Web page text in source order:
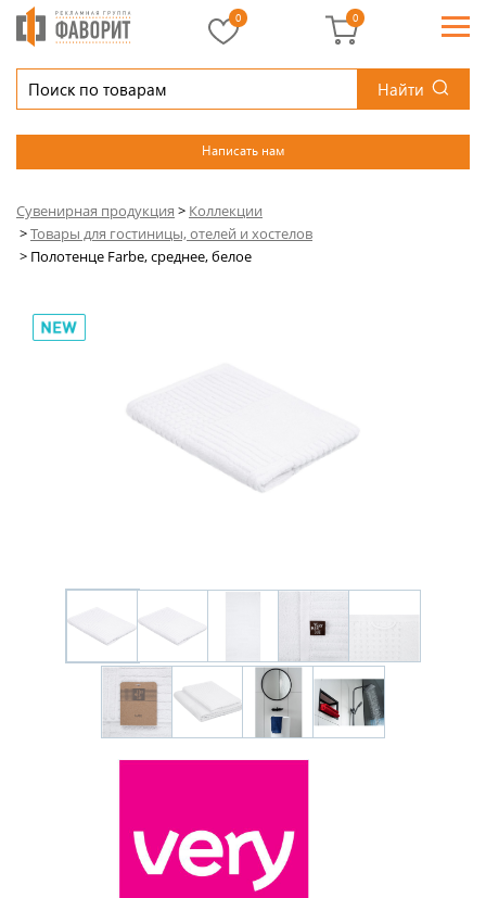
Найти
Написать нам
0 0
Сувенирная продукция > Коллекции
>Товары для гостиницы, отелей и хостелов
> Полотенце Farbe, среднее, белое